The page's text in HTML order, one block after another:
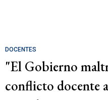
DOCENTES
"El Gobierno
conflicto docente